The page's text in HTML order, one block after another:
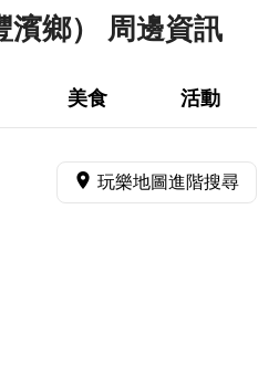
濱鄉） 周邊資訊
美食 活動
玩樂地圖進階搜尋